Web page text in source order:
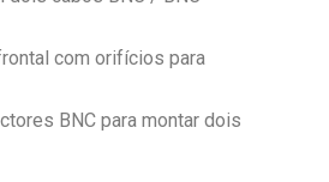
com orifícios para
BNC para montar dois